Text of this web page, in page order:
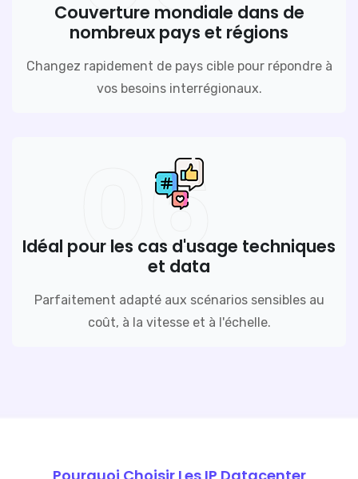
Couverture mondiale dans de
nombreux pays et régions
Changez rapidement de pays cible pour répondre à
vos besoins interrégionaux.
06
Idéal pour les cas d'usage techniques
et data
Parfaitement adapté aux scénarios sensibles au
coût, à la vitesse et à l'échelle.